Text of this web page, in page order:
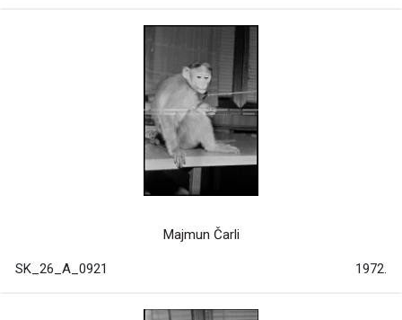
Majmun Čarli
SK_26_A_0921 1972.